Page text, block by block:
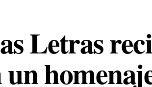
Letras
un